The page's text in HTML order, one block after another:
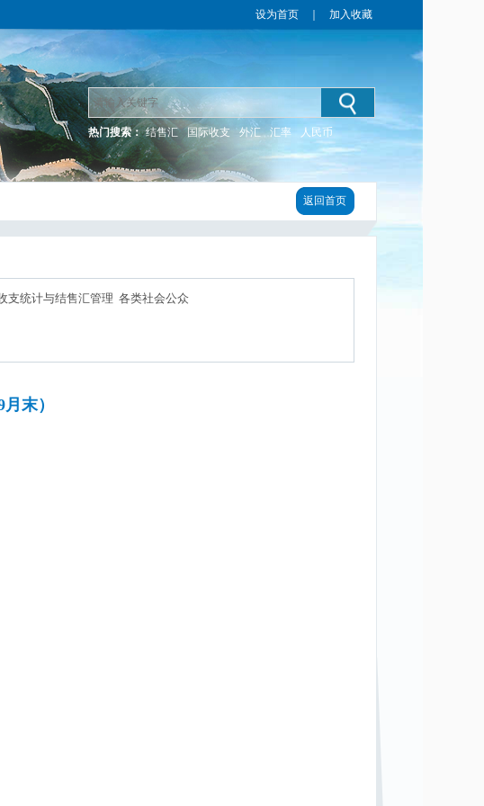
设为首页 加入收藏
热门搜索： 结售汇 国际收支 外汇 汇率 人民币
返回首页
支统计与结售汇管理 各类社会公众
末）